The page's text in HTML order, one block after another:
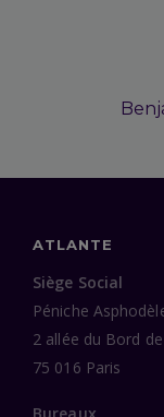
ATLANTE
Siège Social
Péniche
2 allée du Bord de
75 016 Paris